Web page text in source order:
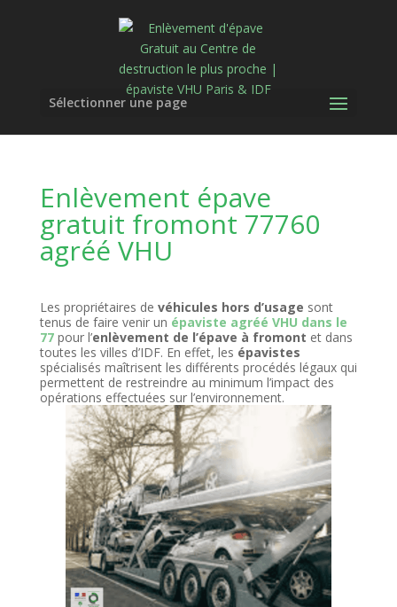
Sélectionner une page
Enlèvement épave
gratuit fromont 77760
agréé VHU
Les propriétaires de véhicules hors d’usage sont
tenus de faire venir un épaviste agréé VHU dans le
77pour l’enlèvement de l’épave à fromont et dans
toutes les villes d’IDF. En effet, les épavistes
spécialisés maîtrisent les différents procédés légaux qui
permettent de restreindre au minimum l’impact des
opérations effectuées sur l’environnement.